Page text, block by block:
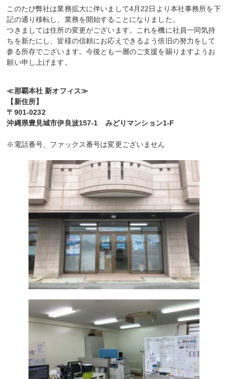
このたび弊社は業務拡大に伴いまして4月22日より本社事務所を下
記の通り移転し、業務を開始することになりました。
つきましては住所の変更がございます。これを機に社員一同気持
ちを新たにし、皆様の信頼にお応えできるよう倍旧の努力をして
参る所存でございます。今後とも一層のご支援を賜りますようお
願い申し上げます。
≪那覇本社 新オフィス≫
【新住所】
〒901-0232
沖縄県豊見城市伊良波157-1 みどりマンション1-F
※電話番号、ファックス番号は変更ございません